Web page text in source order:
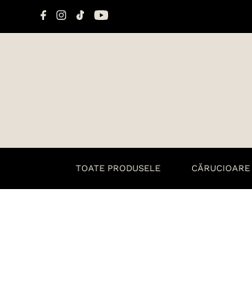
Sari la conținut
TOATE PRODUSELE CĂRUCIOARE